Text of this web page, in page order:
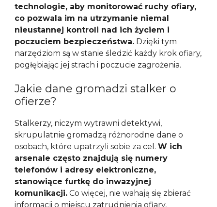
technologie, aby monitorować ruchy ofiary,
co pozwala im na utrzymanie niemal
nieustannej kontroli nad ich życiem i
poczuciem bezpieczeństwa. Dzięki tym
narzędziom są w stanie śledzić każdy krok ofiary,
pogłębiając jej strach i poczucie zagrożenia.
Jakie dane gromadzi stalker o
ofierze?
Stalkerzy, niczym wytrawni detektywi,
skrupulatnie gromadzą różnorodne dane o
osobach, które upatrzyli sobie za cel. W ich
arsenale często znajdują się numery
telefonów i adresy elektroniczne,
stanowiące furtkę do inwazyjnej
komunikacji. Co więcej, nie wahają się zbierać
informacji o miejscu zatrudnienia ofiary,